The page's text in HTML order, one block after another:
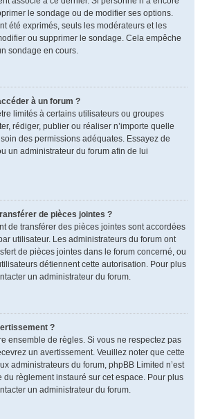
le sondage ou de modifier ses options.
été exprimés, seuls les modérateurs et les
ou supprimer le sondage. Cela empêche
sondage en cours.
à un forum ?
limités à certains utilisateurs ou groupes
rédiger, publier ou réaliser n’importe quelle
des permissions adéquates. Essayez de
un administrateur du forum afin de lui
de pièces jointes ?
de transférer des pièces jointes sont accordées
utilisateur. Les administrateurs du forum ont
de pièces jointes dans le forum concerné, ou
détiennent cette autorisation. Pour plus
un administrateur du forum.
?
ensemble de règles. Si vous ne respectez pas
un avertissement. Veuillez noter que cette
administrateurs du forum, phpBB Limited n’est
règlement instauré sur cet espace. Pour plus
un administrateur du forum.